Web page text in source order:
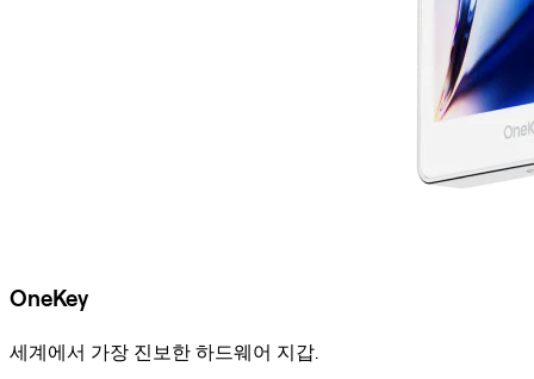
OneKey
세계에서 가장 진보한 하드웨어 지갑.